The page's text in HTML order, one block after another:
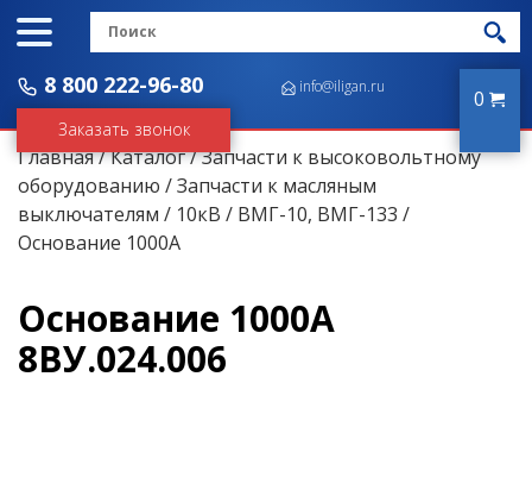
8 800 222-96-80
Заказать звонок
info@iligan.ru 0
Главная/Каталог/Запчасти к высоковольтному
оборудованию /Запчасти к масляным
выключателям / 10кВ / ВМГ-10, ВМГ-133 /
Основание 1000А
Основание 1000А
8ВУ.024.006